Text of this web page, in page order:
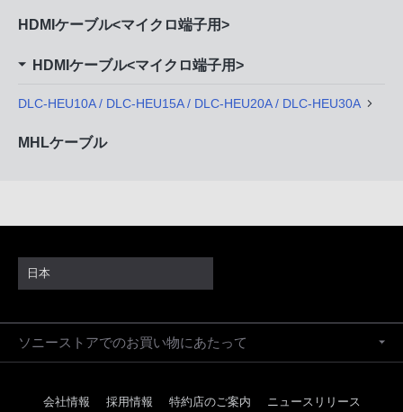
HDMIケーブル<マイクロ端子用>
HDMIケーブル<マイクロ端子用>
DLC-HEU10A / DLC-HEU15A / DLC-HEU20A / DLC-HEU30A
MHLケーブル
日本
ソニーストアでのお買い物にあたって
会社情報 採用情報 特約店のご案内
ニュースリリース